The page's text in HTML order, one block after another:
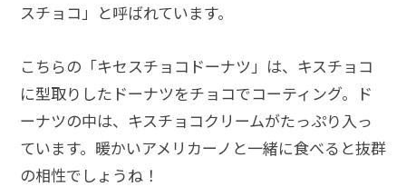
スチョコ」と呼ばれています。
こちらの「キセスチョコドーナツ」は、キスチョコ
に型取りしたドーナツをチョコでコーティング。ド
ーナツの中は、キスチョコクリームがたっぷり入っ
ています。暖かいアメリカーノと一緒に食べると抜群
の相性でしょうね！